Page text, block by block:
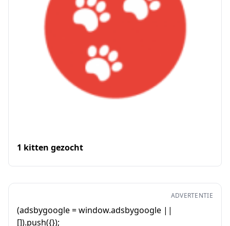
1 kitten gezocht
ADVERTENTIE
(adsbygoogle = window.adsbygoogle ||
[]).push({});